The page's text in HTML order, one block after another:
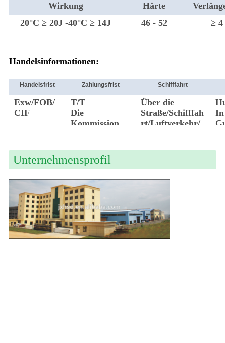
Wirkung Härte
g
20°C ≥ 20J -40°C ≥ 14J 46 - 52 ≥ 4
Handelsinformationen:
Handelsfrist Zahlungsfrist Schifffahrt
Exw/FOB/
CIF
T/T
Die
Kommission
Über die
Straße/Schifffah
rt/Luftverkehr/
In
Unternehmensprofil